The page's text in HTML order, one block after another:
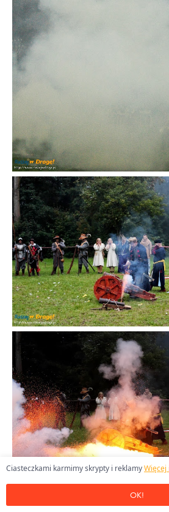
Ciasteczkami karmimy skrypty i reklamy
OK!